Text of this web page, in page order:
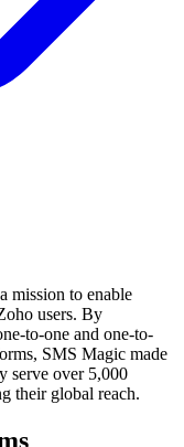
mission to enable
users. By
to-one and one-to-
SMS Magic made
serve over 5,000
their global reach.